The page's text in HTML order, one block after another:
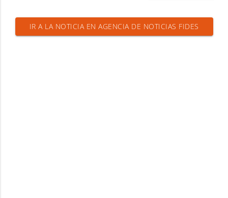
IR A LA NOTICIA EN AGENCIA DE NOTICIAS FIDES